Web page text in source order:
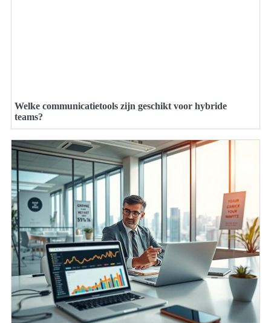
Welke communicatietools zijn geschikt voor hybride
teams?